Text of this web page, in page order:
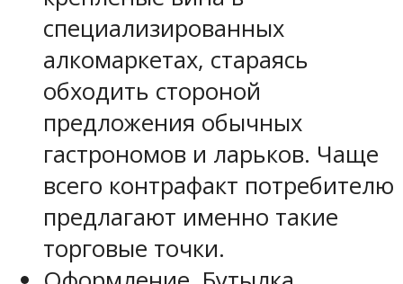
специализированных
алкомаркетах, стараясь
обходить стороной
предложения обычных
гастрономов и ларьков. Чаще
всего контрафакт потребителю
предлагают именно такие
торговые точки.